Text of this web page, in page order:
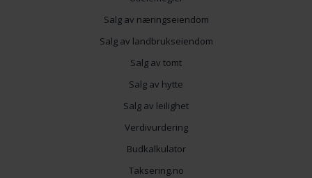
Salg av næringseiendom
Salg av landbrukseiendom
Salg av tomt
Salg av hytte
Salg av leilighet
Verdivurdering
Budkalkulator
Taksering.no